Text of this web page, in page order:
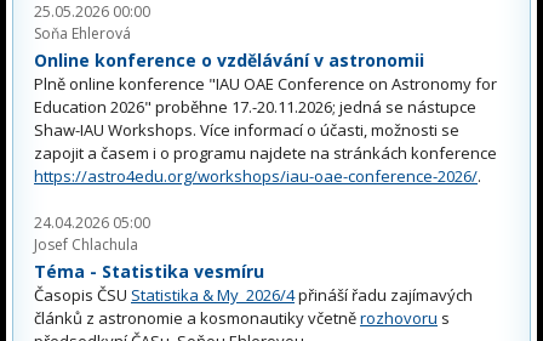
25.05.2026 00:00
Soňa Ehlerová
Online konference o vzdělávání v astronomii
Plně online konference "IAU OAE Conference on Astronomy for
Education 2026" proběhne 17.-20.11.2026; jedná se nástupce
Shaw-IAU Workshops. Více informací o účasti, možnosti se
zapojit a časem i o programu najdete na stránkách konference
https://astro4edu.org/workshops/iau-oae-conference-2026/.
24.04.2026 05:00
Josef Chlachula
Téma - Statistika vesmíru
Časopis ČSU Statistika & My 2026/4přináší řadu zajímavých
článků z astronomie a kosmonautiky včetněrozhovoru s